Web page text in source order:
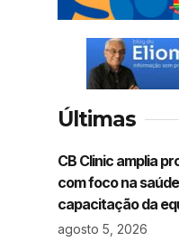
Últimas
CB Clinic amplia
com foco na
capacitação da
agosto 5, 2026